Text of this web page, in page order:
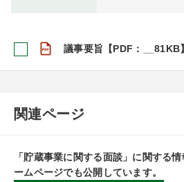
議事要旨【PDF：__81KB】
関連ページ
「貯蔵事業に関する面談」に関する
ームページでも公開しています。